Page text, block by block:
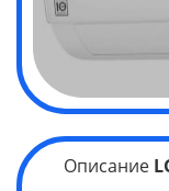
Описание